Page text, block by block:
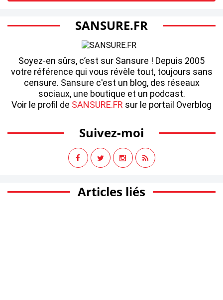
SANSURE.FR
Soyez-en sûrs, c’est sur Sansure ! Depuis 2005
votre référence qui vous révèle tout, toujours sans
censure. Sansure c'est un blog, des réseaux
sociaux, une boutique et un podcast.
Voir le profil de SANSURE.FR sur le portail Overblog
Suivez-moi
Articles liés